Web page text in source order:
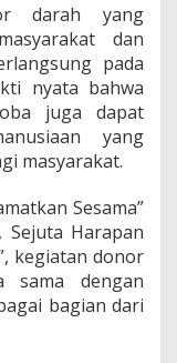
darah yang
dan
pada
nyata bahwa
juga dapat
yang
masyarakat.
Sesama”
Sejuta Harapan
kegiatan donor
sama dengan
bagian dari